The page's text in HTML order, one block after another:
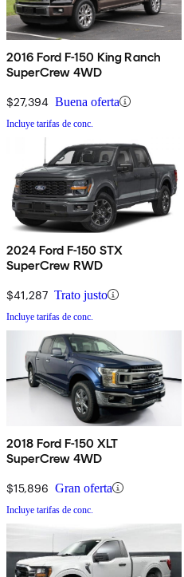
2016 Ford F-150 King Ranch
SuperCrew 4WD
$27,394 Buena oferta
Incluye tarifas de conc.
2024 Ford F-150 STX
SuperCrew RWD
$41,287 Trato justo
Incluye tarifas de conc.
2018 Ford F-150 XLT
SuperCrew 4WD
$15,896 Gran oferta
Incluye tarifas de conc.